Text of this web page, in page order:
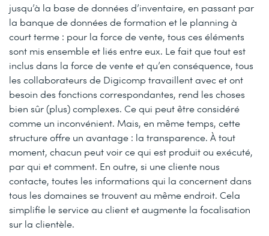
jusqu’à la base de données d’inventaire, en passant par
la banque de données de formation et le planning à
court terme : pour la force de vente, tous ces éléments
sont mis ensemble et liés entre eux. Le fait que tout est
inclus dans la force de vente et qu’en conséquence, tous
les collaborateurs de Digicomp travaillent avec et ont
besoin des fonctions correspondantes, rend les choses
bien sûr (plus) complexes. Ce qui peut être considéré
comme un inconvénient. Mais, en même temps, cette
structure offre un avantage : la transparence. À tout
moment, chacun peut voir ce qui est produit ou exécuté,
par qui et comment. En outre, si une cliente nous
contacte, toutes les informations qui la concernent dans
tous les domaines se trouvent au même endroit. Cela
simplifie le service au client et augmente la focalisation
sur la clientèle.